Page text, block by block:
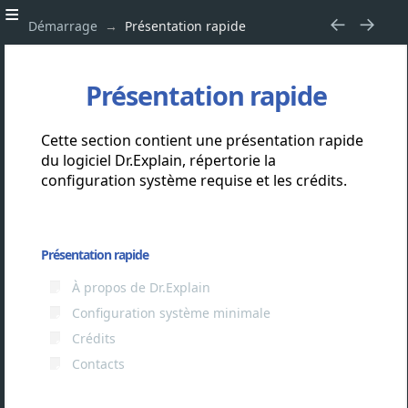
Démarrage Présentation rapide
Présentation rapide
Cette section contient une présentation rapide
du logiciel Dr.Explain, répertorie la
configuration système requise et les crédits.
Présentation rapide
À propos de Dr.Explain
Configuration système minimale
Crédits
Contacts